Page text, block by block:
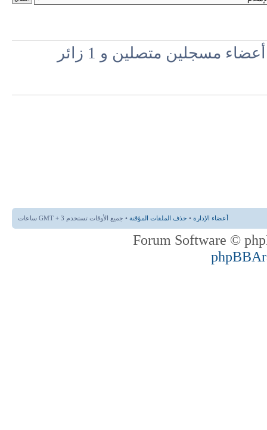
مسجلين متصلين و 1 زائر
أعضاء الإدارة • حذف الملفات المؤقتة • جميع الأوقات تستخدم GMT + 3 ساعات